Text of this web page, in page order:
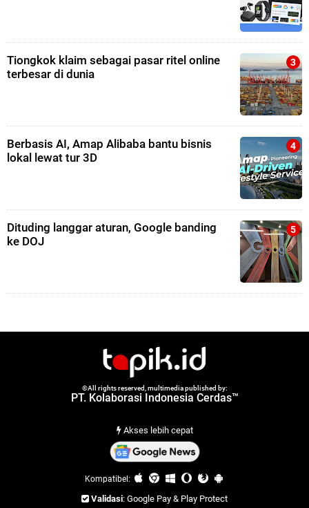
Tiongkok klaim sebagai pasar ritel online
terbesar di dunia
Berbasis AI, Amap Alibaba bantu bisnis
lokal lewat tur 3D
Dituding langgar aturan, Google banding
ke DOJ
©All rights reserved, multimedia published by:
PT. Kolaborasi Indonesia Cerdas™
Akses lebih cepat
Kompatibel:
Validasi: Google Pay & Play Protect